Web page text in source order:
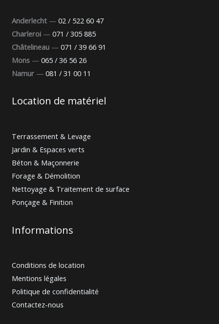
Anderlecht — 02 / 522 60 47
Charleroi — 071 / 305 885
Châtelineau — 071 / 39 66 91
Mons — 065 / 36 56 26
Namur — 081 / 31 00 11
Location de matériel
Terrassement & Levage
Jardin & Espaces verts
Béton & Maçonnerie
Forage & Démolition
Nettoyage & Traitement de surface
Ponçage & Finition
Informations
Conditions de location
Mentions légales
Politique de confidentialité
Contactez-nous